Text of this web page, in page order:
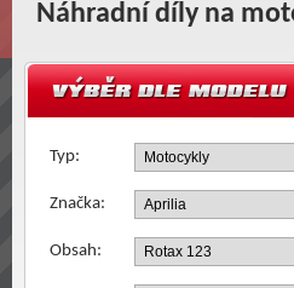
Náhradní díly na
Typ:
Značka:
Obsah: